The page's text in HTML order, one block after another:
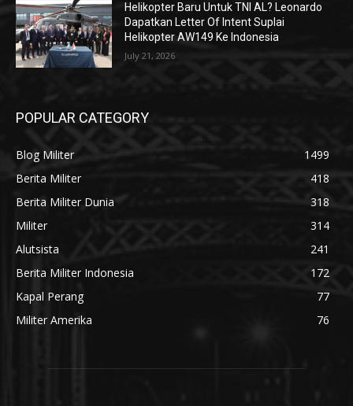
Helikopter Baru Untuk TNI AL? Leonardo
Dapatkan Letter Of Intent Suplai
Helikopter AW149 Ke Indonesia
July 21, 2026
POPULAR CATEGORY
Blog Militer
1499
Berita Militer
418
Berita Militer Dunia
318
Militer
314
Alutsista
241
Berita Militer Indonesia
172
Kapal Perang
77
Militer Amerika
76